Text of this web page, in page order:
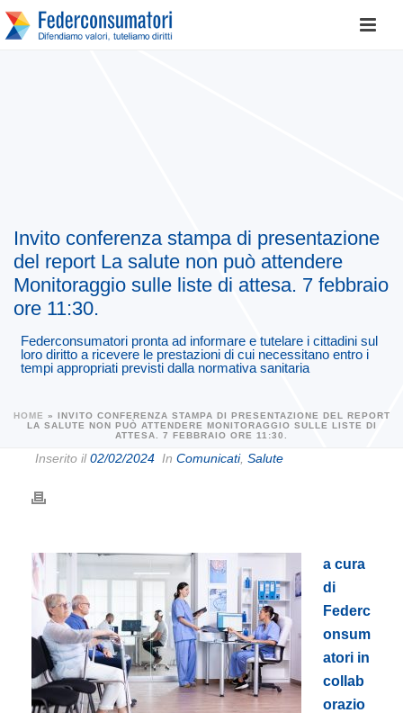
Invito conferenza stampa di presentazione
del report La salute non può attendere
Monitoraggio sulle liste di attesa. 7 febbraio
ore 11:30.
Federconsumatori pronta ad informare e tutelare i cittadini sul
loro diritto a ricevere le prestazioni di cui necessitano entro i
tempi appropriati previsti dalla normativa sanitaria
HOME » INVITO CONFERENZA STAMPA DI PRESENTAZIONE DEL REPORT
LA SALUTE NON PUÒ ATTENDERE MONITORAGGIO SULLE LISTE DI
ATTESA. 7 FEBBRAIO ORE 11:30.
Inserito il02/02/2024 In Comunicati, Salute
a cura
di
Federc
onsum
atori in
collab
orazio